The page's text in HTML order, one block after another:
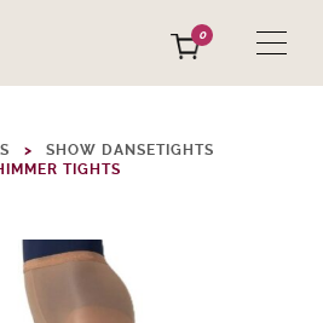
0
SHOW DANSETIGHTS
TIGHTS